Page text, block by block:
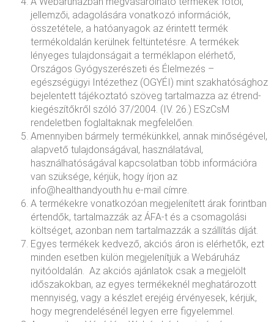
jellemzői, adagolására vonatkozó információk,
összetétele, a hatóanyagok az érintett termék
termékoldalán kerülnek feltüntetésre. A termékek
lényeges tulajdonságait a terméklapon elérhető,
Országos Gyógyszerészeti és Élelmezés –
egészségügyi Intézethez (OGYÉI) mint szakhatósághoz
bejelentett tájékoztató szöveg tartalmazza az étrend-
kiegészítőkről szóló 37/2004. (IV. 26.) ESzCsM
rendeletben foglaltaknak megfelelően.
Amennyiben bármely termékünkkel, annak minőségével,
alapvető tulajdonságával, használatával,
használhatóságával kapcsolatban több információra
van szüksége, kérjük, hogy írjon az
info@healthandyouth.hu e-mail címre.
A termékekre vonatkozóan megjelenített árak forintban
értendők, tartalmazzák az ÁFA-t és a csomagolási
költséget, azonban nem tartalmazzák a szállítás díját.
Egyes termékek kedvező, akciós áron is elérhetők, ezt
minden esetben külön megjelenítjük a Webáruház
nyitóoldalán. Az akciós ajánlatok csak a megjelölt
időszakokban, az egyes termékeknél meghatározott
mennyiség, vagy a készlet erejéig érvényesek, kérjük,
hogy megrendelésénél legyen erre figyelemmel.